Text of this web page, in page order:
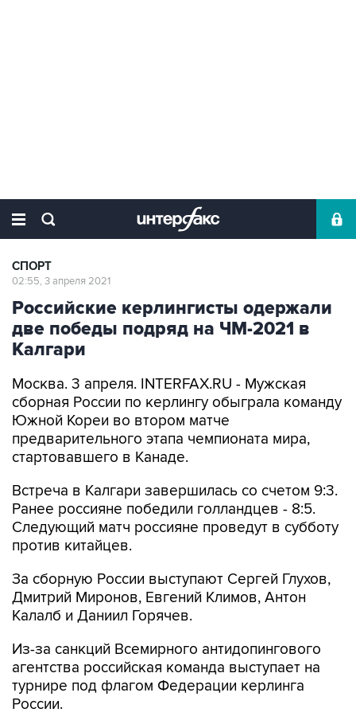
СПОРТ
02:55, 3 апреля 2021
Российские керлингисты одержали
две победы подряд на ЧМ-2021 в
Калгари
Москва. 3 апреля. INTERFAX.RU - Мужская
сборная России по керлингу обыграла команду
Южной Кореи во втором матче
предварительного этапа чемпионата мира,
стартовавшего в Канаде.
Встреча в Калгари завершилась со счетом 9:3.
Ранее россияне победили голландцев - 8:5.
Следующий матч россияне проведут в субботу
против китайцев.
За сборную России выступают Сергей Глухов,
Дмитрий Миронов, Евгений Климов, Антон
Калалб и Даниил Горячев.
Из-за санкций Всемирного антидопингового
агентства российская команда выступает на
турнире под флагом Федерации керлинга
России.